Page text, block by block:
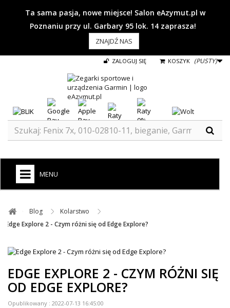
Ta sama pasja, nowe miejsce! Salon eAzymut.pl w
Poznaniu przy ul. Garbary 95 lok. 14 zaprasza!
ZNAJDŹ NAS
KOSZYK (PUSTY)
ZALOGUJ SIĘ
MENU
ZEGARKI DO BIEGANIA
ELITE
SUUNTO
Blog ​
Kolarstwo ​
Edge Explore 2 - Czym różni się od Edge Explore?
EDGE EXPLORE 2 - CZYM RÓŻNI SIĘ
OD EDGE EXPLORE?
Opublikowany : 2022-07-13 16:45:00